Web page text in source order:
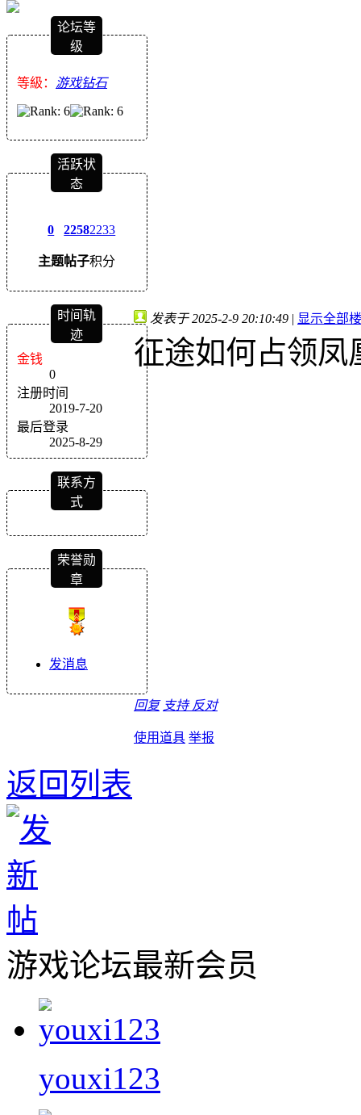
论坛等
级
等級： 游戏钻石
活跃状
态
0
主题
2258
帖子
2233
积分
时间轨
迹
金钱
0
注册时间
2019-7-20
最后登录
2025-8-29
联系方
式
荣誉勋
章
发消息
发表于 2025-2-9 20:10:49 | 显示全部
征途如何占领凤
回复 支持 反对
使用道具 举报
返回列表
游戏论坛最新会员
youxi123